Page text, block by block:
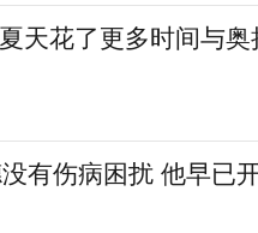
天花了更多时间与
有伤病困扰 他早已